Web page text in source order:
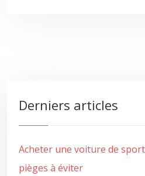
Derniers articles
Acheter une voiture de
pièges à éviter